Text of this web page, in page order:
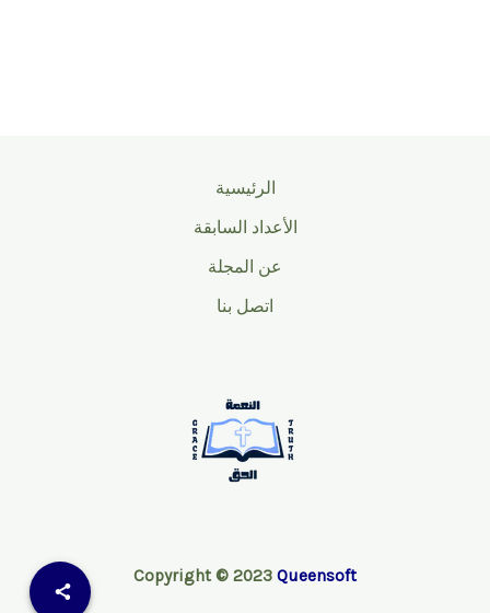
الرئيسية
الأعداد السابقة
عن المجلة
اتصل بنا
Copyright © 2023 Queensoft